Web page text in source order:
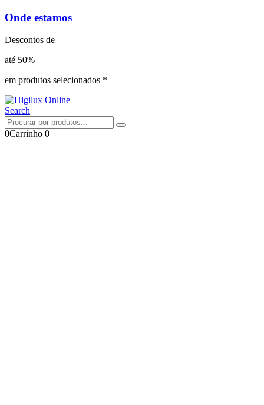
Onde estamos
Descontos de
até 50%
em produtos selecionados *
Search
0Carrinho 0